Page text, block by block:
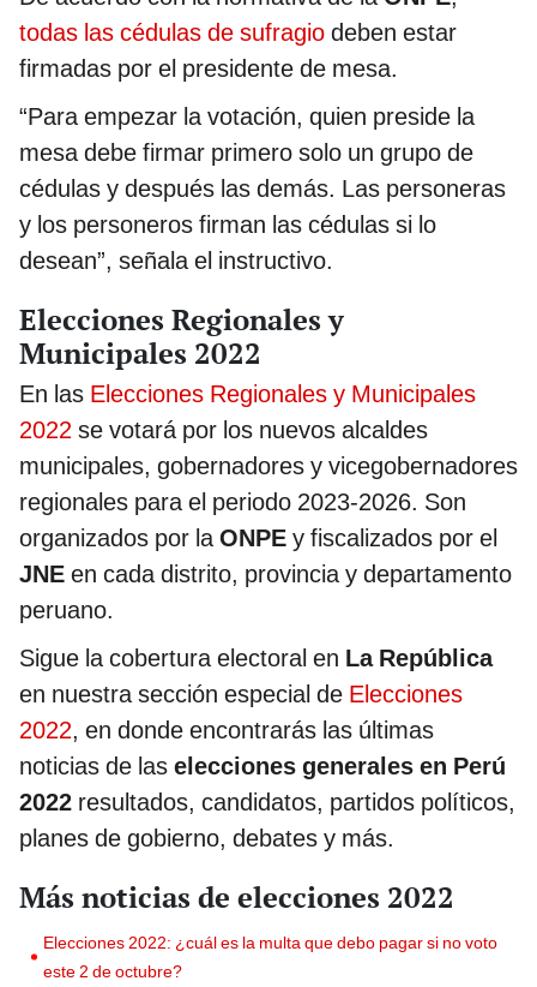
todas las cédulas de sufragio deben estar
firmadas por el presidente de mesa.
“Para empezar la votación, quien preside la
mesa debe firmar primero solo un grupo de
cédulas y después las demás. Las personeras
y los personeros firman las cédulas si lo
desean”, señala el instructivo.
Elecciones Regionales y
Municipales 2022
En las Elecciones Regionales y Municipales
2022 se votará por los nuevos alcaldes
municipales, gobernadores y vicegobernadores
regionales para el periodo 2023-2026. Son
organizados por laONPE y fiscalizados por el
JNE en cada distrito, provincia y departamento
peruano.
Sigue la cobertura electoral en La República
en nuestra sección especial de Elecciones
2022, en donde encontrarás las últimas
noticias de las elecciones generales en Perú
2022 resultados, candidatos, partidos políticos,
planes de gobierno, debates y más.
Más noticias de elecciones 2022
Elecciones 2022: ¿cuál es la multa que debo pagar si no voto
este 2 de octubre?